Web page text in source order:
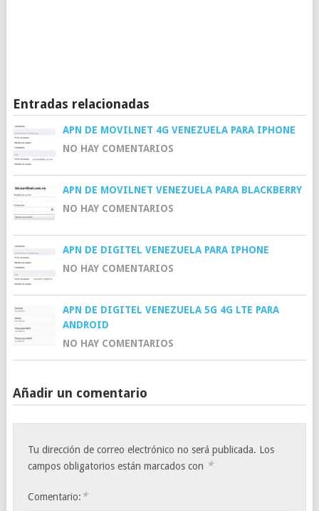
Entradas relacionadas
APN DE MOVILNET 4G VENEZUELA PARA IPHONE
NO HAY COMENTARIOS
APN DE MOVILNET VENEZUELA PARA BLACKBERRY
NO HAY COMENTARIOS
APN DE DIGITEL VENEZUELA PARA IPHONE
NO HAY COMENTARIOS
APN DE DIGITEL VENEZUELA 5G 4G LTE PARA
ANDROID
NO HAY COMENTARIOS
Añadir un comentario
Tu dirección de correo electrónico no será publicada. Los
campos obligatorios están marcados con *
Comentario: *